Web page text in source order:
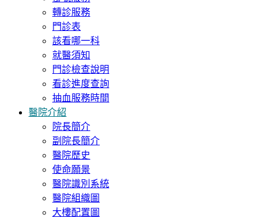
轉診服務
門診表
該看哪一科
就醫須知
門診檢查說明
看診進度查詢
抽血服務時間
醫院介紹
院長簡介
副院長簡介
醫院歷史
使命願景
醫院識別系統
醫院組織圖
大樓配置圖